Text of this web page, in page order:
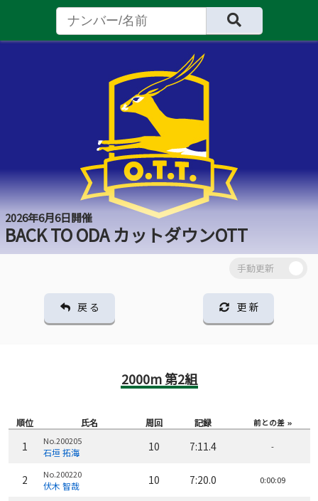
2026年6月6日開催
BACK TO ODA カットダウンOTT
戻 る 更 新
2000m 第2組
順位 氏名 周回 記録 前との差
1 No.200205
石垣 拓海 10 7:11.4 -
2 No.200220
伏木 智哉 10 7:20.0 0:00:09